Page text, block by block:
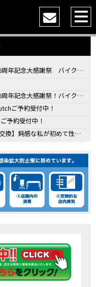
大感謝祭 バイク女子トークショー
感謝祭！バイク女子トークショー
ご予約受付中！
予約受付中！
性能を実感した【三重県】【Honda DREAM】
お客様のバイクで体感試走
ンダ バイク】【Honda DREAM】【三重県】
会「TSR応援席プレミアムチケット販売開始！」
車を教えてもらった【プロの裏ワザ】
でも快適か？四国ツーリング【X-ADVオーナー目線】
の未公開シーン【モトベはつこ】
バイク全部見た結果｜Honda SuperCub
像 三重県を巡る女性ライダーの4日間！ポケふた全制覇ツーリング Honda CB1000F